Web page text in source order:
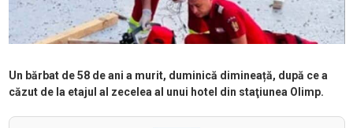
Un bărbat de 58 de ani a murit, duminică dimineață, după ce a
căzut de la etajul al zecelea al unui hotel din staţiunea Olimp.